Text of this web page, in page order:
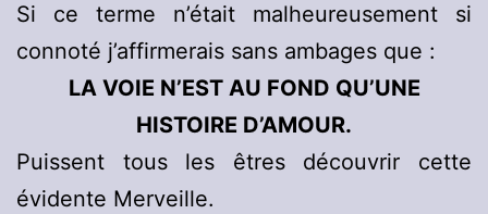
Si ce terme n’était malheureusement si
connoté j’affirmerais sans ambages que :
LA VOIE N’EST AU FOND QU’UNE
HISTOIRE D’AMOUR.
Puissent tous les êtres découvrir cette
évidente Merveille.